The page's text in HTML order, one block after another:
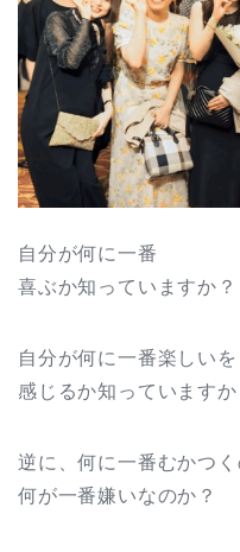
自分が何に一番
喜ぶか知っていますか？
自分が何に一番楽しいを
感じるか知っています
逆に、何に一番むかつく
何が一番嫌いなのか？